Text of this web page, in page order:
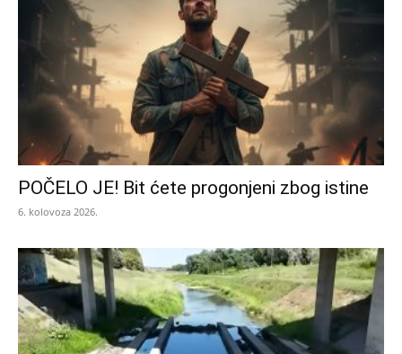
POČELO JE! Bit ćete progonjeni zbog istine
6. kolovoza 2026.